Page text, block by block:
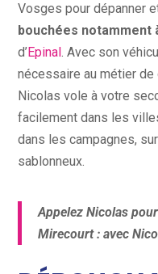
Vosges pour dépanner
bouchées notamment
d’Epinal. Avec son
nécessaire au métier de
Nicolas vole à votre
facilement dans les
dans les campagnes,
sablonneux.
Appelez Nicolas
Mirecourt : avec